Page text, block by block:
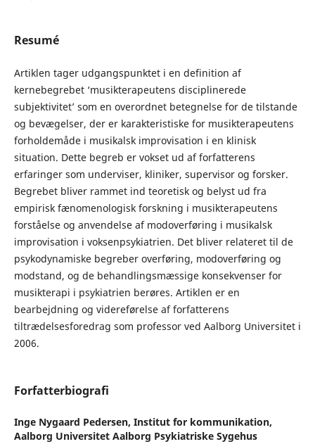
Resumé
Artiklen tager udgangspunktet i en definition af
kernebegrebet ‘musikterapeutens disciplinerede
subjektivitet’ som en overordnet betegnelse for de tilstande
og bevægelser, der er karakteristiske for musikterapeutens
forholdemåde i musikalsk improvisation i en klinisk
situation. Dette begreb er vokset ud af forfatterens
erfaringer som underviser, kliniker, supervisor og forsker.
Begrebet bliver rammet ind teoretisk og belyst ud fra
empirisk fænomenologisk forskning i musikterapeutens
forståelse og anvendelse af modoverføring i musikalsk
improvisation i voksenpsykiatrien. Det bliver relateret til de
psykodynamiske begreber overføring, modoverføring og
modstand, og de behandlingsmæssige konsekvenser for
musikterapi i psykiatrien berøres. Artiklen er en
bearbejdning og videreførelse af forfatterens
tiltrædelsesforedrag som professor ved Aalborg Universitet i
2006.
Forfatterbiografi
Inge Nygaard Pedersen, Institut for kommunikation,
Aalborg Universitet Aalborg Psykiatriske Sygehus